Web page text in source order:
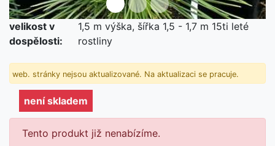
není skladem
velikost v
dospělosti:
1,5 m výška, šířka 1,5 - 1,7 m 15ti leté
rostliny
web. stránky nejsou aktualizované. Na aktualizaci se pracuje.
není skladem
Tento produkt již nenabízíme.